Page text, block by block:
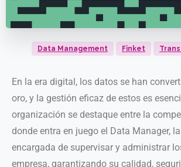
Data Management Finket
En la era digital, los datos se han
oro, y la gestión eficaz de estos es
organización se destaque entre la
donde entra en juego el Data Manager,
encargada de supervisar y administrar
empresa, garantizando su calidad,